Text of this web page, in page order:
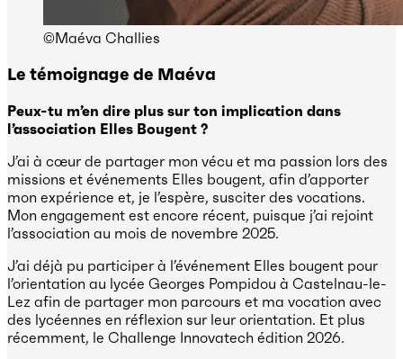
©Maéva Challies
Le témoignage de Maéva
Peux-tu m’en dire plus sur ton implication dans
l’association Elles Bougent ?
J’ai à cœur de partager mon vécu et ma passion lors des
missions et événements Elles bougent, afin d’apporter
mon expérience et, je l’espère, susciter des vocations.
Mon engagement est encore récent, puisque j’ai rejoint
l’association au mois de novembre 2025.
J’ai déjà pu participer à l’événement Elles bougent pour
l’orientation au lycée Georges Pompidou à Castelnau-le-
Lez afin de partager mon parcours et ma vocation avec
des lycéennes en réflexion sur leur orientation. Et plus
récemment, le Challenge Innovatech édition 2026.